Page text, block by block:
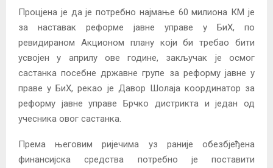
Процјена је да је потребно најмање 60 милиона КМ је
за наставак реформе јавне управе у БиХ, по
ревидираном Акционом плану који би требао бити
усвојен у априлу ове године, закључак је осмог
састанка посебне државне групе за реформу јавне у
праве у БиХ, рекао је Давор Шолаја координатор за
реформу јавне управе Брчко дистрикта и један од
учесника овог састанка.
Према његовим ријечима уз раније обезбјеђена
финансијска средства потребно је поставити